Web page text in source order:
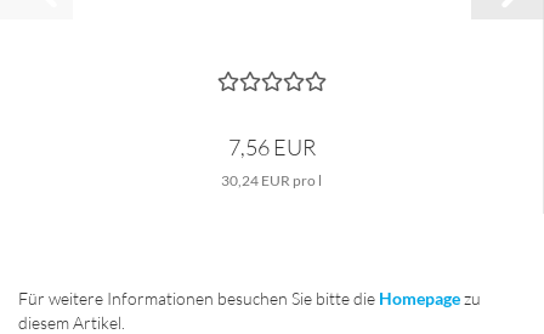
7,56 EUR
30,24 EUR pro l
Für weitere Informationen besuchen Sie bitte die Homepagezu
diesem Artikel.